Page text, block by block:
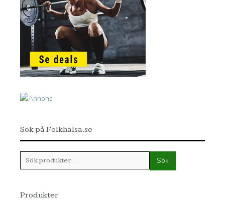
Sök på Folkhälsa.se
Sök
efter:
Sök
Produkter